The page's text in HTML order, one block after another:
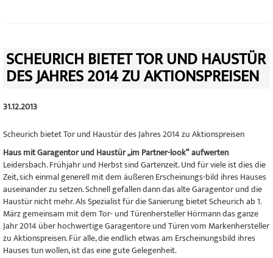
SCHEURICH BIETET TOR UND HAUSTÜR
DES JAHRES 2014 ZU AKTIONSPREISEN
31.12.2013
Scheurich bietet Tor und Haustür des Jahres 2014 zu Aktionspreisen
Haus mit Garagentor und Haustür „im Partner-look“ aufwerten
Leidersbach. Frühjahr und Herbst sind Gartenzeit. Und für viele ist dies die
Zeit, sich einmal generell mit dem äußeren Erscheinungs-bild ihres Hauses
auseinander zu setzen. Schnell gefallen dann das alte Garagentor und die
Haustür nicht mehr. Als Spezialist für die Sanierung bietet Scheurich ab 1.
März gemeinsam mit dem Tor- und Türenhersteller Hörmann das ganze
Jahr 2014 über hochwertige Garagentore und Türen vom Markenhersteller
zu Aktionspreisen. Für alle, die endlich etwas am Erscheinungsbild ihres
Hauses tun wollen, ist das eine gute Gelegenheit.